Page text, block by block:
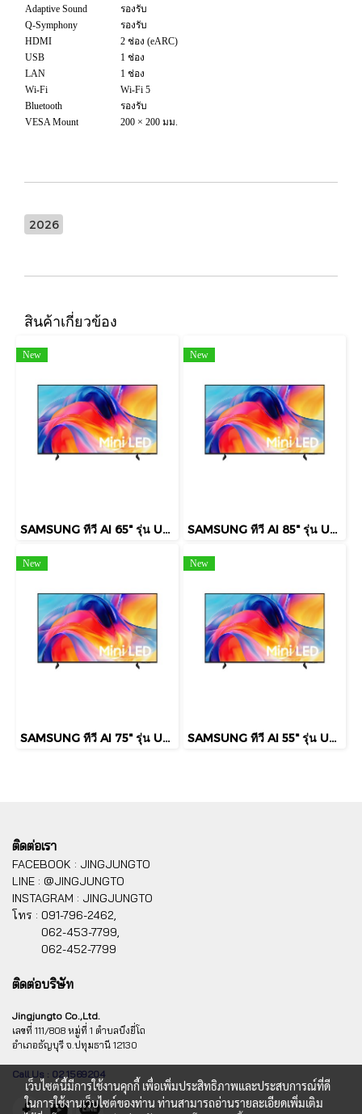
Adaptive Sound
รองรับ
Q-Symphony
รองรับ
HDMI
2 ช่อง (eARC)
USB
1 ช่อง
LAN
1 ช่อง
Wi-Fi
Wi-Fi 5
Bluetooth
รองรับ
VESA Mount
200 × 200 มม.
2026
สินค้าเกี่ยวข้อง
New
SAMSUNG ทีวี AI 65" รุ่น UA65M75HAKXXT Mini LED M75H 4K Smart TV (2026)
New
SAMSUNG ทีวี AI 85" รุ่น UA85M75HAKXXT Mini LED M75H 4K Smart TV (2026)
New
SAMSUNG ทีวี AI 75" รุ่น UA75M75HAKXXT Mini LED M75H 4K Smart TV (2026)
New
SAMSUNG ทีวี AI 55" รุ่น UA55M75HAKXXT Mini LED M75H 4K Smart TV (2026)
ติดต่อเรา
FACEBOOK : JINGJUNGTO
LINE : @JINGJUNGTO
INSTAGRAM : JINGJUNGTO
โทร : 091-796-2462,
062-453-7799,
062-452-7799
ติดต่อบริษัท
Jingjungto Co.,Ltd.
เลขที่ 111/808 หมู่ที่ 1 ตำบลบึงยี่โถ
อำเภอธัญบุรี จ.ปทุมธานี 12130
Call Us : 02 1569204
เว็บไซต์นี้มีการใช้งานคุกกี้ เพื่อเพิ่มประสิทธิภาพและประสบการณ์ที่ดี
ในการใช้งานเว็บไซต์ของท่าน ท่านสามารถอ่านรายละเอียดเพิ่มเติม